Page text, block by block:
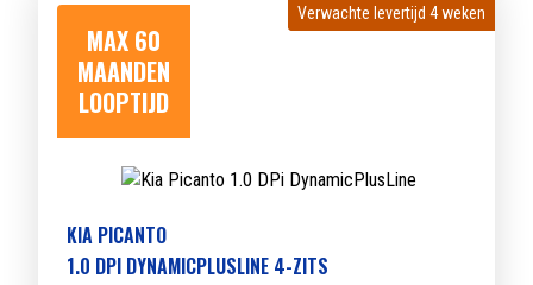
MAX 60
MAANDEN
LOOPTIJD
Verwachte levertijd 4 weken
Verwachte levertijd 4 weken
KIA PICANTO
1.0 DPI DYNAMICPLUSLINE 4-ZITS